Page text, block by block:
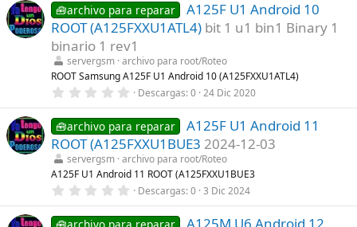
(
s
)
0
e
s
t
r
e
l
a
(
s
)
🧰archivo para reparar
A125F U1 Android 10
ROOT (A125FXXU1ATL4) bit 1 u1 bin1 Binary 1
binario 1 rev1
servergsm archivo para root/Roteo
ROOT Samsung A125F U1 Android 10 (A125FXXU1ATL4)
0
0
0
e
s
t
r
e
l
a
Descargas 0 24 Dic 2020
🧰archivo para reparar
A125F U1 Android 11
ROOT (A125FXXU1BUE3 2024-12-03
servergsm archivo para root/Roteo
A125F U1 Android 11 ROOT (A125FXXU1BUE3
0
0
0
Descargas 0 3 Dic 2024
🧰archivo para reparar
A125M U6 Android 12